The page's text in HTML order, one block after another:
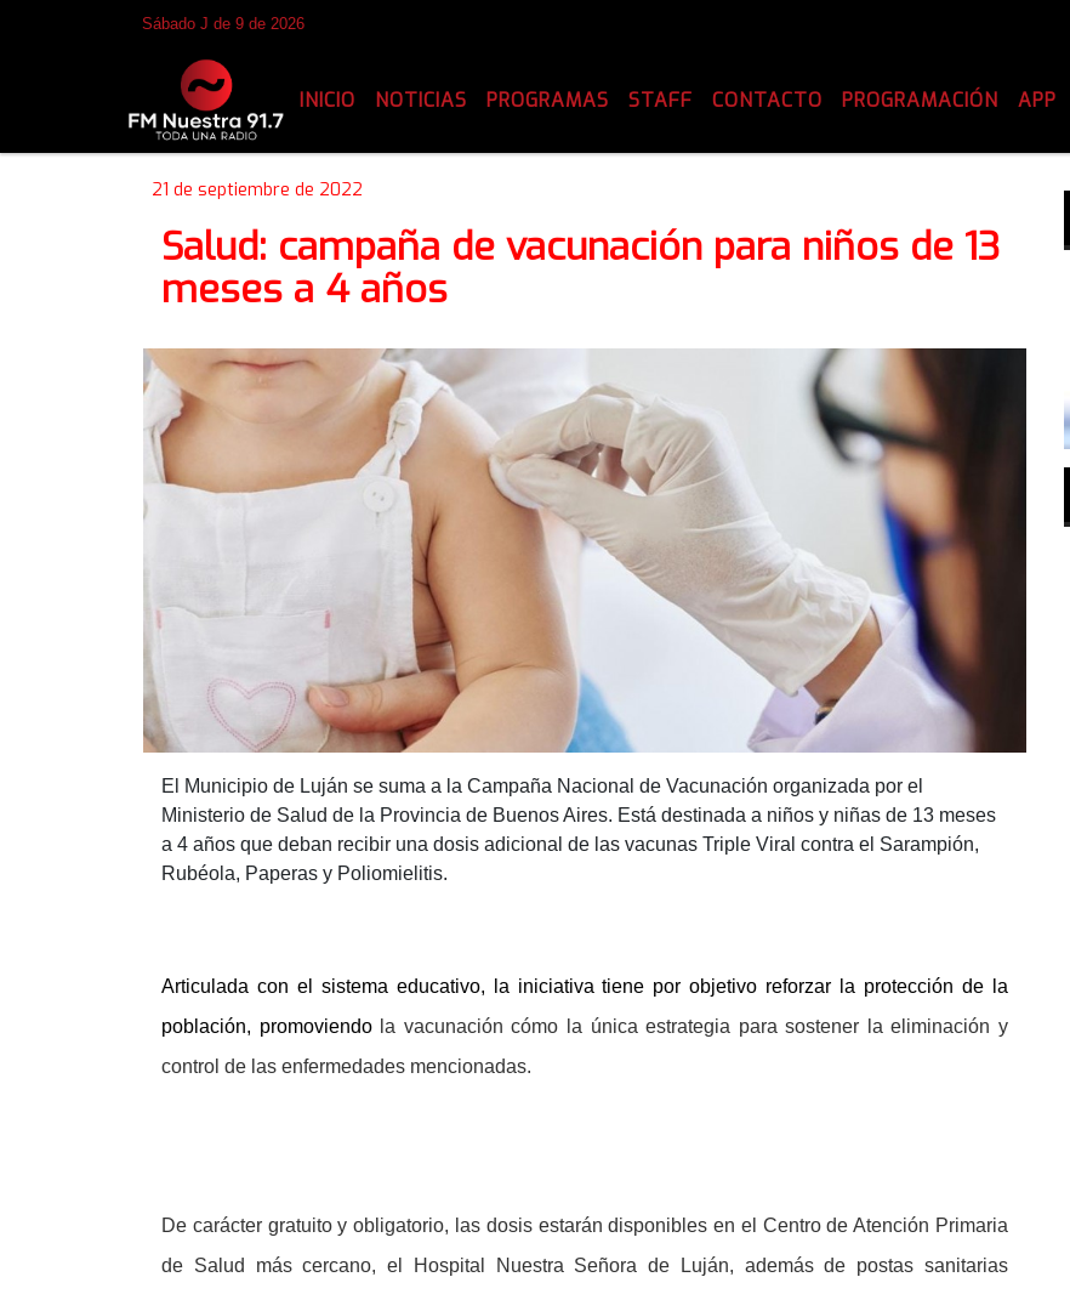
Sábado J de 9 de 2026
INICIO NOTICIAS PROGRAMAS STAFF CONTACTO PROGRAMACIÓN APP
21 de septiembre de 2022
Salud: campaña de vacunación para niños de 13
meses a 4 años
El Municipio de Luján se suma a la Campaña Nacional de Vacunación organizada por el
Ministerio de Salud de la Provincia de Buenos Aires. Está destinada a niños y niñas de 13 meses
a 4 años que deban recibir una dosis adicional de las vacunas Triple Viral contra el Sarampión,
Rubéola, Paperas y Poliomielitis.
Articulada con el sistema educativo, la iniciativa tiene por objetivo reforzar la protección de la
población, promoviendola vacunación cómo la única estrategia para sostener la eliminación y
control de las enfermedades mencionadas.
De carácter gratuito y obligatorio, las dosis estarán disponibles en el Centro de Atención Primaria
de Salud más cercano, el Hospital Nuestra Señora de Luján, además de postas sanitarias